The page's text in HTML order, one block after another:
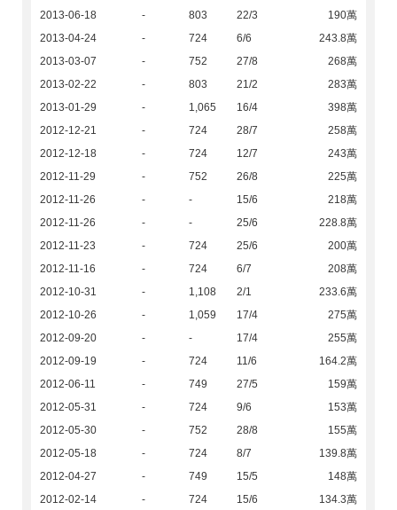
2013-06-18
- 803 22/3
190萬
2013-04-24
- 724 6/6
243.8萬
2013-03-07
- 752 27/8
268萬
2013-02-22
- 803 21/2
283萬
2013-01-29
- 1,065 16/4
398萬
2012-12-21
- 724 28/7
258萬
2012-12-18
- 724 12/7
243萬
2012-11-29
- 752 26/8
225萬
2012-11-26
- - 15/6
218萬
2012-11-26
- - 25/6
228.8萬
2012-11-23
- 724 25/6
200萬
2012-11-16
- 724 6/7
208萬
2012-10-31
- 1,108 2/1
233.6萬
2012-10-26
- 1,059 17/4
275萬
2012-09-20
- - 17/4
255萬
2012-09-19
- 724 11/6
164.2萬
2012-06-11
- 749 27/5
159萬
2012-05-31
- 724 9/6
153萬
2012-05-30
- 752 28/8
155萬
2012-05-18
- 724 8/7
139.8萬
2012-04-27
- 749 15/5
148萬
2012-02-14
- 724 15/6
134.3萬